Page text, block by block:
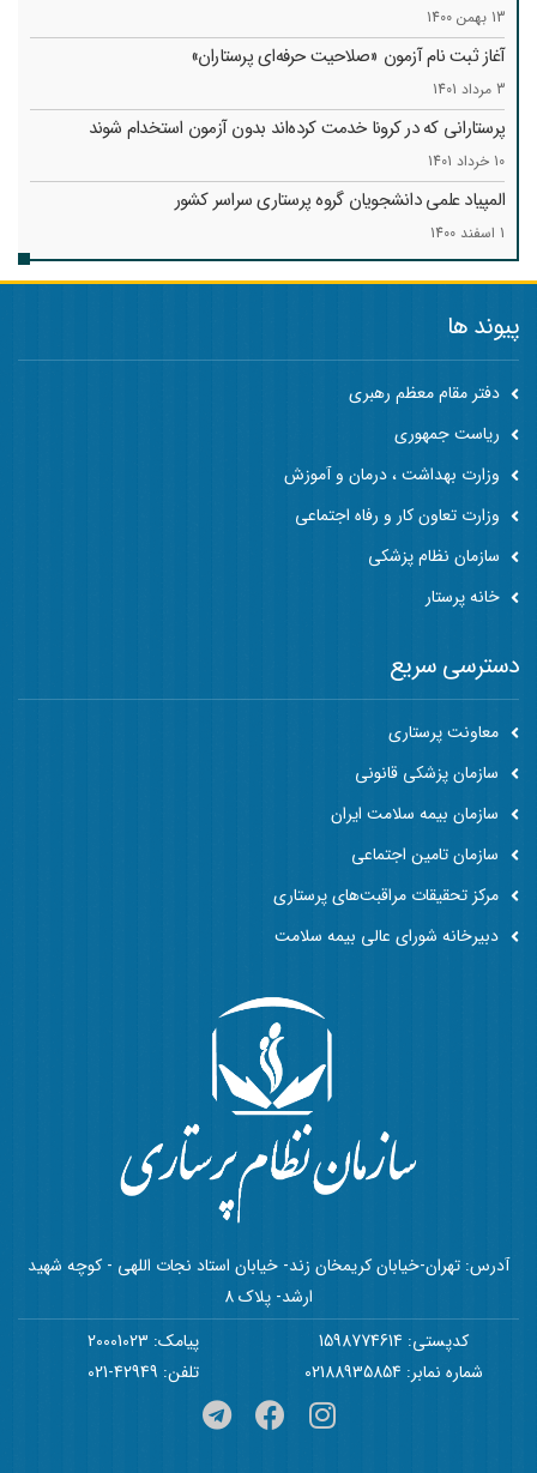
13 بهمن 1400
آغاز ثبت نام آزمون «صلاحیت حرفه‌ای پرستاران»
3 مرداد 1401
پرستارانی که در کرونا خدمت کرد‌ه‌اند بدون آزمون استخدام شوند
10 خرداد 1401
المپیاد علمی دانشجویان گروه پرستاری سراسر کشور
1 اسفند 1400
پیوند ها
دفتر مقام معظم رهبری
ریاست جمهوری
وزارت بهداشت ، درمان و آموزش
وزارت تعاون کار و رفاه اجتماعی
سازمان نظام پزشکی
خانه پرستار
آدرس: تهران-خیابان کریمخان زند- خیابان استاد نجات اللهی - کوچه شهید
ارشد- پلاک 8
کدپستی: 1598774614
پیامک: 20001023
شماره نمابر: 02188935854
تلفن: 42949-021
دسترسی سریع
معاونت پرستاری
سازمان پزشکی قانونی
سازمان بیمه سلامت ایران
سازمان تامین اجتماعی
مرکز تحقیقات مراقبت‌های پرستاری
دبیرخانه شورای عالی بیمه سلامت